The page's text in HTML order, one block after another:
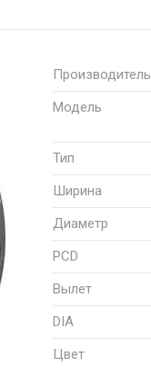
Производитель
Модель
Тип
Ширина
Диаметр
PCD
Вылет
DIA
Цвет